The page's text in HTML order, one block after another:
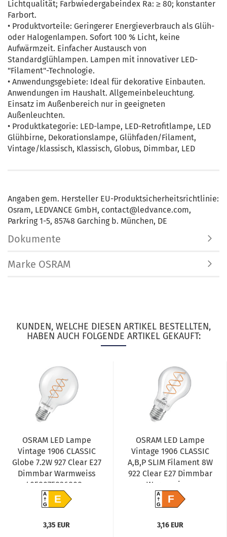
Lichtqualität; Farbwiedergabeindex Ra: ≥ 80; konstanter
Farbort.
• Produktvorteile: Geringerer Energieverbrauch als Glüh-
oder Halogenlampen. Sofort 100 % Licht, keine
Aufwärmzeit. Einfacher Austausch von
Standardglühlampen. Lampen mit innovativer LED-
"Filament"-Technologie.
• Anwendungsgebiete: Ideal für dekorative Einbauten.
Anwendungen im Haushalt. Allgemeinbeleuchtung.
Einsatz im Außenbereich nur in geeigneten
Außenleuchten.
• Produktkategorie: LED-lampe, LED-Retrofitlampe, LED
Glühbirne, Dekorationslampe, Glühfaden/Filament,
Vintage/klassisch, Klassisch, Globus, Dimmbar, LED
Angaben gem. Hersteller EU-Produktsicherheitsrichtlinie:
Osram, LEDVANCE GmbH, contact@ledvance.com,
Parkring 1-5, 85748 Garching b. München, DE
Dokumente
Marke OSRAM
KUNDEN, WELCHE DIESEN ARTIKEL BESTELLTEN,
HABEN AUCH FOLGENDE ARTIKEL GEKAUFT:
OSRAM LED Lampe
Vintage 1906 CLASSIC
Globe 7.2W 927 Clear E27
Dimmbar Warmweiss
4058075836808...
A
GE
3,35 EUR
OSRAM LED Lampe
Vintage 1906 CLASSIC
A,B,P SLIM Filament 8W
922 Clear E27 Dimmbar
Warmweiss...
A
GF
3,16 EUR